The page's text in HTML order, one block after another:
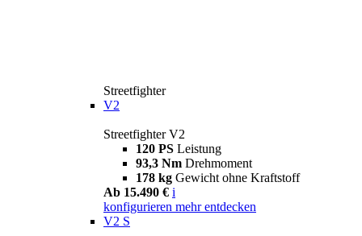
Streetfighter
V2
Streetfighter V2
120 PS Leistung
93,3 Nm Drehmoment
178 kg Gewicht ohne Kraftstoff
Ab 15.490 € i
konfigurieren mehr entdecken
V2 S